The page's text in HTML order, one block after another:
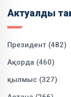
Актуалды
Президент (482)
Ақорда (460)
қылмыс (327)